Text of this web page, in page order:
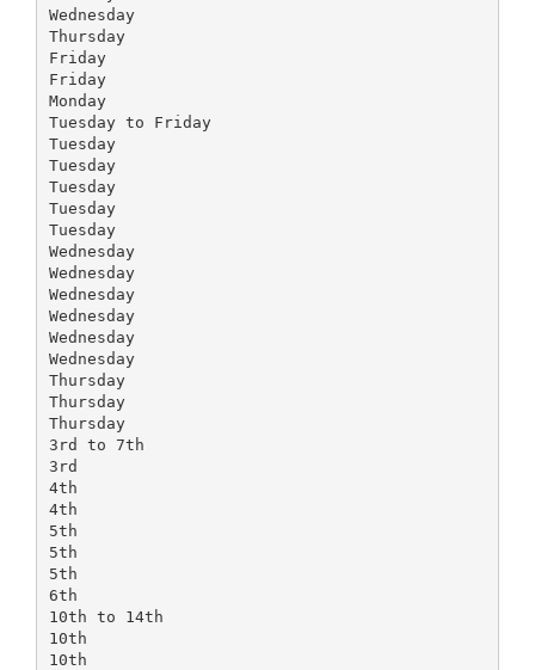
Wednesday
Thursday
Friday
Friday
Monday
Tuesday to Friday
Tuesday
Tuesday
Tuesday
Tuesday
Tuesday
Wednesday
Wednesday
Wednesday
Wednesday
Wednesday
Wednesday
Thursday
Thursday
Thursday
3rd to 7th
3rd
4th
4th
5th
5th
5th
6th
10th to 14th
10th
10th